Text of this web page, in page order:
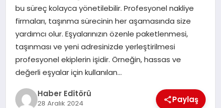
MAGAZIN
SPOR
YAŞAM
bu süreç kolayca yönetilebilir. Profesyonel nakliye
firmaları, taşınma sürecinin her aşamasında size
yardımcı olur. Eşyalarınızın özenle paketlenmesi,
taşınması ve yeni adresinizde yerleştirilmesi
profesyonel ekiplerin işidir. Örneğin, hassas ve
değerli eşyalar için kullanılan…
Haber Editörü
28 Aralık 2024 Paylaş